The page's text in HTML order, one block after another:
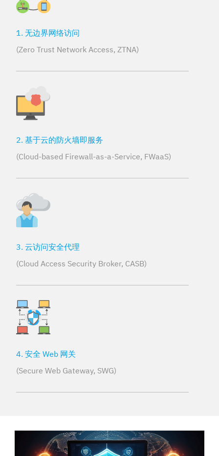
1. 无边界网络访问
(Zero Trust Network Access, ZTNA)
2. 基于云的防火墙即服务
(Cloud-based Firewall-as-a-Service, FWaaS)
3. 云访问安全代理
(Cloud Access Security Broker, CASB)
4. 安全 Web 网关
(Secure Web Gateway, SWG)